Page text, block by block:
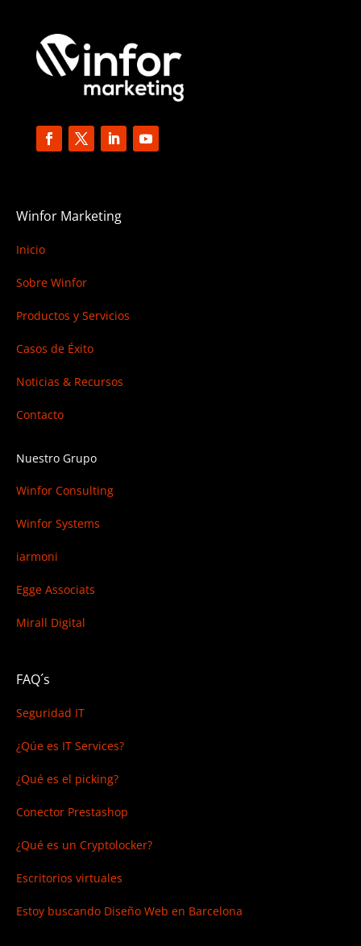
Winfor Marketing
Inicio
Sobre Winfor
Productos y Servicios
Casos de Éxito
Noticias & Recursos
Contacto
Nuestro Grupo
Winfor Consulting
Winfor Systems
iarmoni
Egge Associats
Mirall Digital
FAQ´s
Seguridad IT
¿Qúe es IT Services?
¿Qué es el picking?
Conector Prestashop
¿Qué es un Cryptolocker?
Escritorios virtuales
Estoy buscando Diseño Web en Barcelona